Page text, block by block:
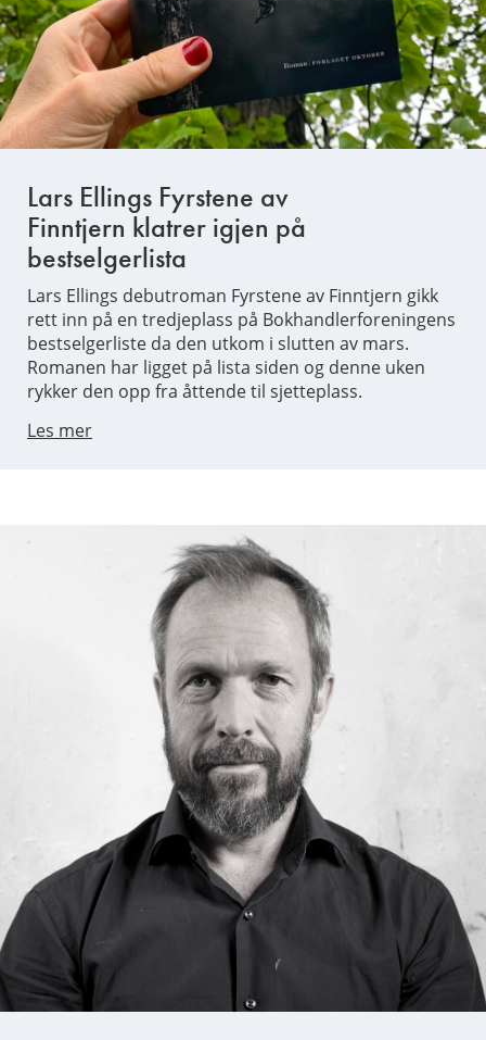
Lars Ellings Fyrstene av
Finntjern klatrer igjen på
bestselgerlista
Lars Ellings debutroman Fyrstene av Finntjern gikk
rett inn på en tredjeplass på Bokhandlerforeningens
bestselgerliste da den utkom i slutten av mars.
Romanen har ligget på lista siden og denne uken
rykker den opp fra åttende til sjetteplass.
Les mer